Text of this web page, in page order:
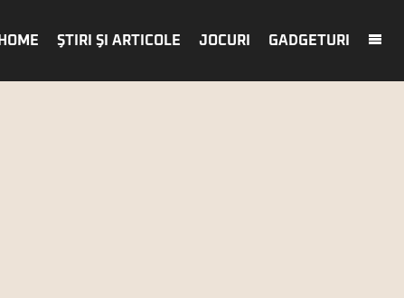
HOME ŞTIRI ŞI ARTICOLE JOCURI GADGETURI